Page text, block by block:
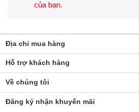
của bạn.
Địa chỉ mua hàng
Hỗ trợ khách hàng
Về chúng tôi
Đăng ký nhận khuyến mãi